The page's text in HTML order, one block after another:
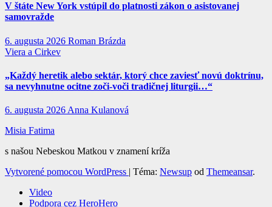
V štáte New York vstúpil do platnosti zákon o asistovanej
samovražde
6. augusta 2026 Roman Brázda
Viera a Cirkev
„Každý heretik alebo sektár, ktorý chce zaviesť novú doktrínu,
sa nevyhnutne ocitne zoči-voči tradičnej liturgii…“
6. augusta 2026 Anna Kulanová
Misia Fatima
s našou Nebeskou Matkou v znamení kríža
Vytvorené pomocou WordPress | Téma: Newsup od Themeansar.
Video
Podpora cez HeroHero